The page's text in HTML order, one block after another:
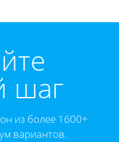
шаг
из более 1600+
вариантов.